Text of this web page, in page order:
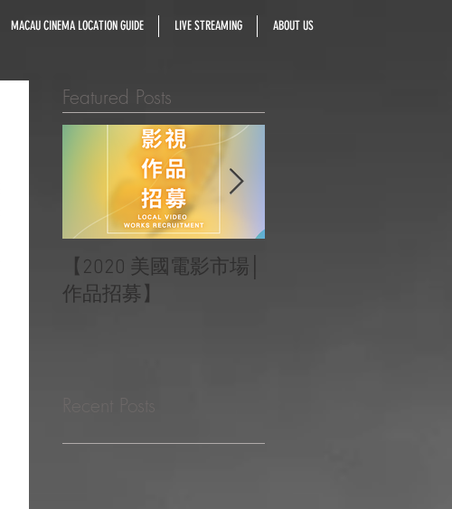
MACAU CINEMA LOCATION GUIDE LIVE STREAMING ABOUT US
Featured Posts
【2020 美國電影市場│
作品招募】